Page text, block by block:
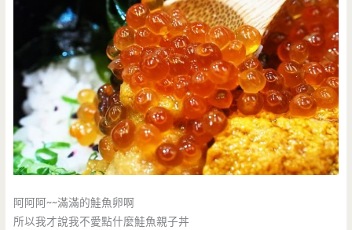
阿阿阿~~滿滿的鮭魚卵啊
所以我才說我不愛點什麼鮭魚親子丼